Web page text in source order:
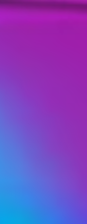
100% (26,961)